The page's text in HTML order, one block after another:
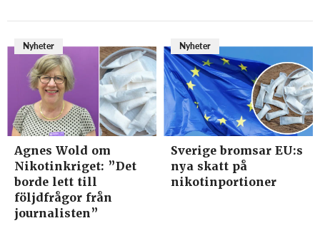
Nyheter
Agnes Wold om
Nikotinkriget: ”Det
borde lett till
följdfrågor från
journalisten”
Nyheter
Sverige bromsar EU:s
nya skatt på
nikotinportioner